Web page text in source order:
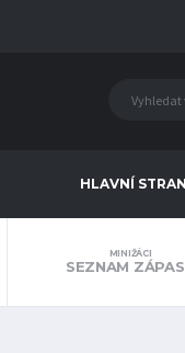
HLAVNÍ
MINIŽÁCI
SEZNAM